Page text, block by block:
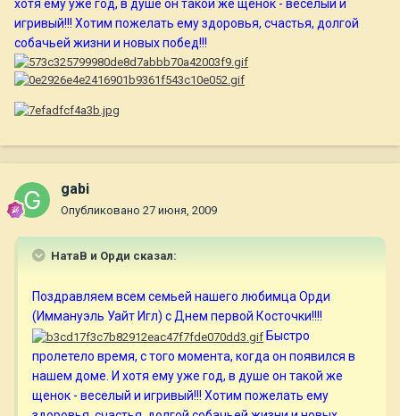
хотя ему уже год, в душе он такой же щенок - веселый и
игривый!!! Хотим пожелать ему здоровья, счастья, долгой
собачьей жизни и новых побед!!!
gabi
Опубликовано 27 июня, 2009
НатаВ и Орди сказал:
Поздравляем всем семьей нашего любимца Орди
(Иммануэль Уайт Игл) с Днем первой Косточки!!!!
Быстро
пролетело время, с того момента, когда он появился в
нашем доме. И хотя ему уже год, в душе он такой же
щенок - веселый и игривый!!! Хотим пожелать ему